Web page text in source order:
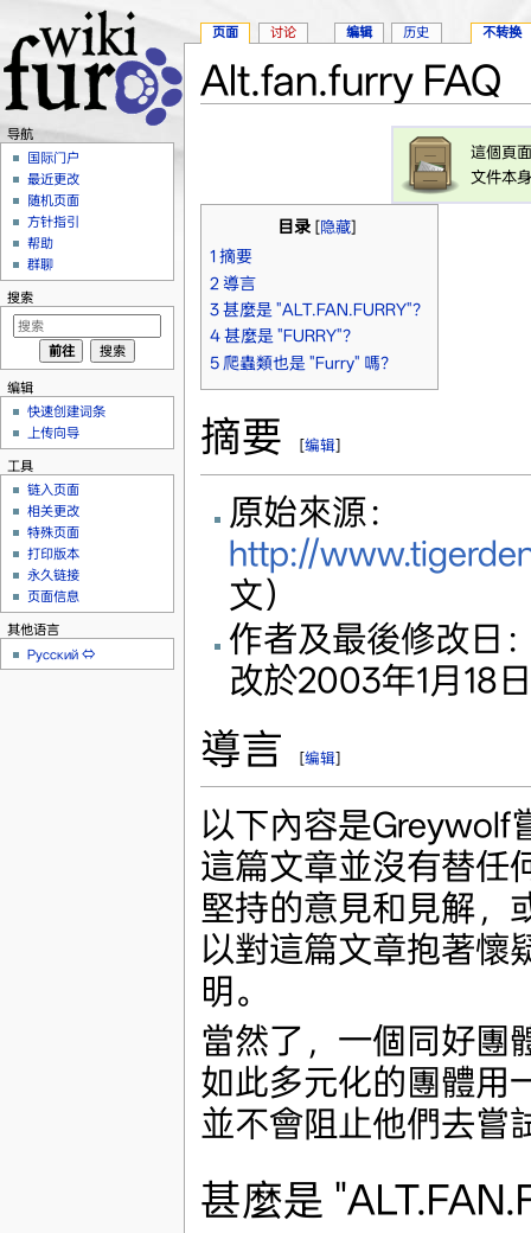
Alt.fan.furry FAQ
這個頁
文件本
目录 [隐藏]
1 摘要
2 導言
3 甚麼是 "ALT.FAN.FURRY"？
4 甚麼是 "FURRY"？
5 爬蟲類也是 "Furry" 嗎？
摘要 [编辑]
原始來源：
http://
文）
作者及最後修改日
改於2003年1月18日
導言 [编辑]
以下內容是Greywolf
這篇文章並沒有替任
堅持的意見和見解，
以對這篇文章抱著懷
明。
當然了，一個同好團
如此多元化的團體用
並不會阻止他們去嘗
甚麼是
页面 讨论 编辑 历史 不转换
导航
国际门户
最近更改
随机页面
方针指引
帮助
群聊
搜索
编辑
快速创建词条
上传向导
工具
链入页面
相关更改
特殊页面
打印版本
永久链接
页面信息
其他语言
Русский ⇔